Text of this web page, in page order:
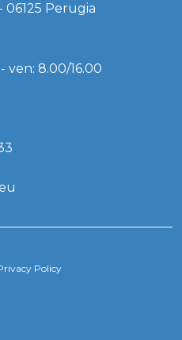
06125 Perugia
ven: 8.00/16.00
Policy